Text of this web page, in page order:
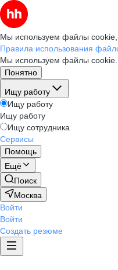
Мы используем файлы cookie,
Правила использования
Мы используем файлы cookie.
Понятно
Ищу работу
Ищу работу
Ищу работу
Ищу сотрудника
Сервисы
Помощь
Ещё
Поиск
Москва
Войти
Войти
Создать резюме